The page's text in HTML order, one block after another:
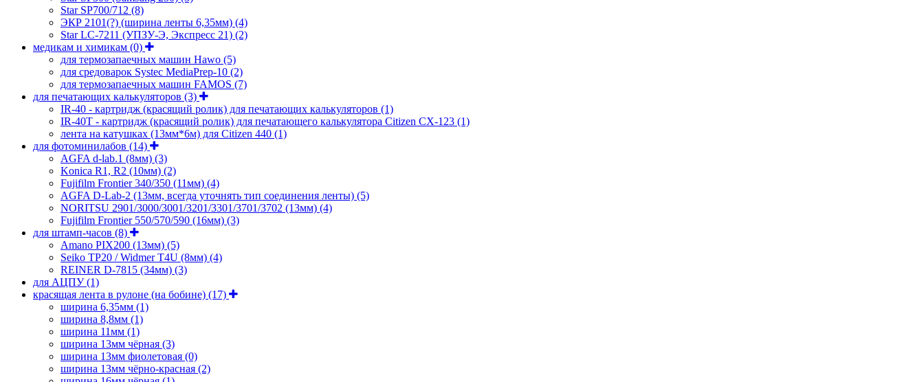
Star SP700/712 (8)
ЭКР 2101(?) (ширина ленты 6,35мм) (4)
Star LC-7211 (УПЗУ-Э, Экспресс 21) (2)
медикам и химикам (0)
для термозапаечных машин Hawo (5)
для средоварок Systec MediaPrep-10 (2)
для термозапаечных машин FAMOS (7)
для печатающих калькуляторов (3)
IR-40 - картридж (красящий ролик) для печатающих калькуляторов (1)
IR-40T - картридж (красящий ролик) для печатающего калькулятора Citizen CX-123 (1)
лента на катушках (13мм*6м) для Citizen 440 (1)
для фотоминилабов (14)
AGFA d-lab.1 (8мм) (3)
Konica R1, R2 (10мм) (2)
Fujifilm Frontier 340/350 (11мм) (4)
AGFA D-Lab-2 (13мм, всегда уточнять тип соединения ленты) (5)
NORITSU 2901/3000/3001/3201/3301/3701/3702 (13мм) (4)
Fujifilm Frontier 550/570/590 (16мм) (3)
для штамп-часов (8)
Amano PIX200 (13мм) (5)
Seiko TP20 / Widmer T4U (8мм) (4)
REINER D-7815 (34мм) (3)
для АЦПУ(1)
красящая лента в рулоне (на бобине) (17)
ширина 6,35мм (1)
ширина 8,8мм (1)
ширина 11мм (1)
ширина 13мм чёрная (3)
ширина 13мм фиолетовая (0)
ширина 13мм чёрно-красная (2)